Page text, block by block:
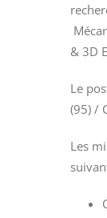
& 3D
Le
(95) /
Les